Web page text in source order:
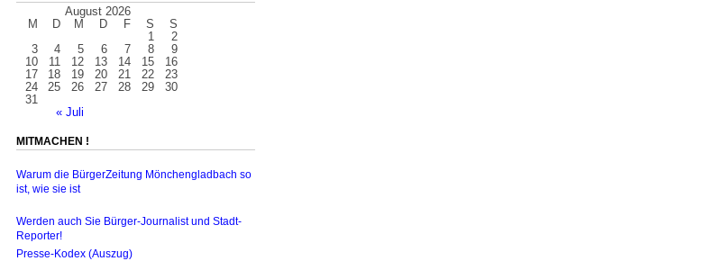
August 2026
M
D M D F S S
« Juli
1
2
3
4 5 6 7 8
9
10
11 12 13 14 15
16
17
18 19 20 21 22
23
24
25 26 27 28 29
30
31
MITMACHEN !
Warum die BürgerZeitung Mönchengladbach so
ist, wie sie ist
Werden auch Sie Bürger-Journalist und Stadt-
Reporter!
Presse-Kodex (Auszug)